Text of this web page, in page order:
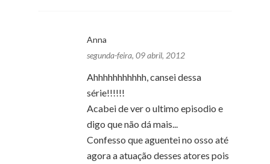
Anna
segunda-feira, 09 abril, 2012
Ahhhhhhhhhhh, cansei dessa
série!!!!!!
Acabei de ver o ultimo episodio e
digo que não dá mais...
Confesso que aguentei no osso até
agora a atuação desses atores pois